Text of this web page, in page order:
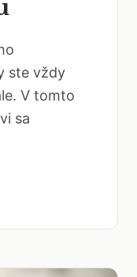
ste vždy
V tomto
sa